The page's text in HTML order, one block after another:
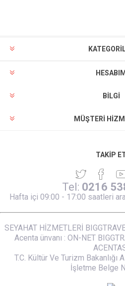
HESABIM
BILGI
MÜŞTERI
TAKIP
Tel: 0216
Hafta içi 09:00 - 17:00 saatleri
SEYAHAT HİZMETLERİ
Acenta ünvanı : ON-NET
T.C. Kültür Ve Turizm Bakanlığı
İşletme Belge